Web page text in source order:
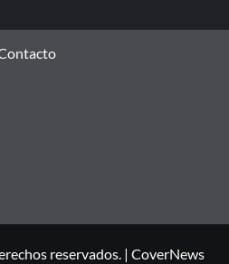
reservados. | CoverNews